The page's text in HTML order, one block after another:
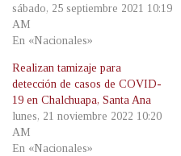
sábado, 25 septiembre 2021 10:19
AM
En «Nacionales»
Realizan tamizaje para
detección de casos de COVID-
19 en Chalchuapa, Santa Ana
lunes, 21 noviembre 2022 10:20
AM
En «Nacionales»